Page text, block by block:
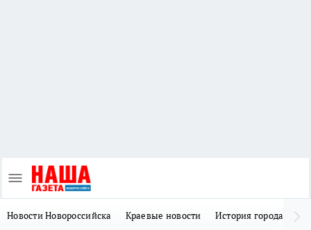
Новости Новороссийска Краевые новости История города Н